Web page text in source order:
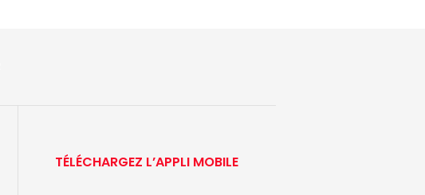
TÉLÉCHARGEZ L’APPLI MOBILE